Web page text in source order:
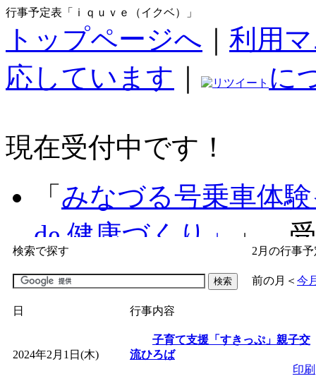
行事予定表「ｉｑｕｖｅ（イクベ）」
トップページへ
利用
応しています
に
現在受付中です！
「 みなづる号乗車体
de 健康づくり」
」 受
「子育て交流広場「
間：2026/07/09～
「皆鶴姫のこびる塾
検索で探す 2月の行事
前の月 ＜ 今
日 行事内容
2024年2月1日(木)
子育て支援「すきっぷ」親子交
流ひろば
印刷